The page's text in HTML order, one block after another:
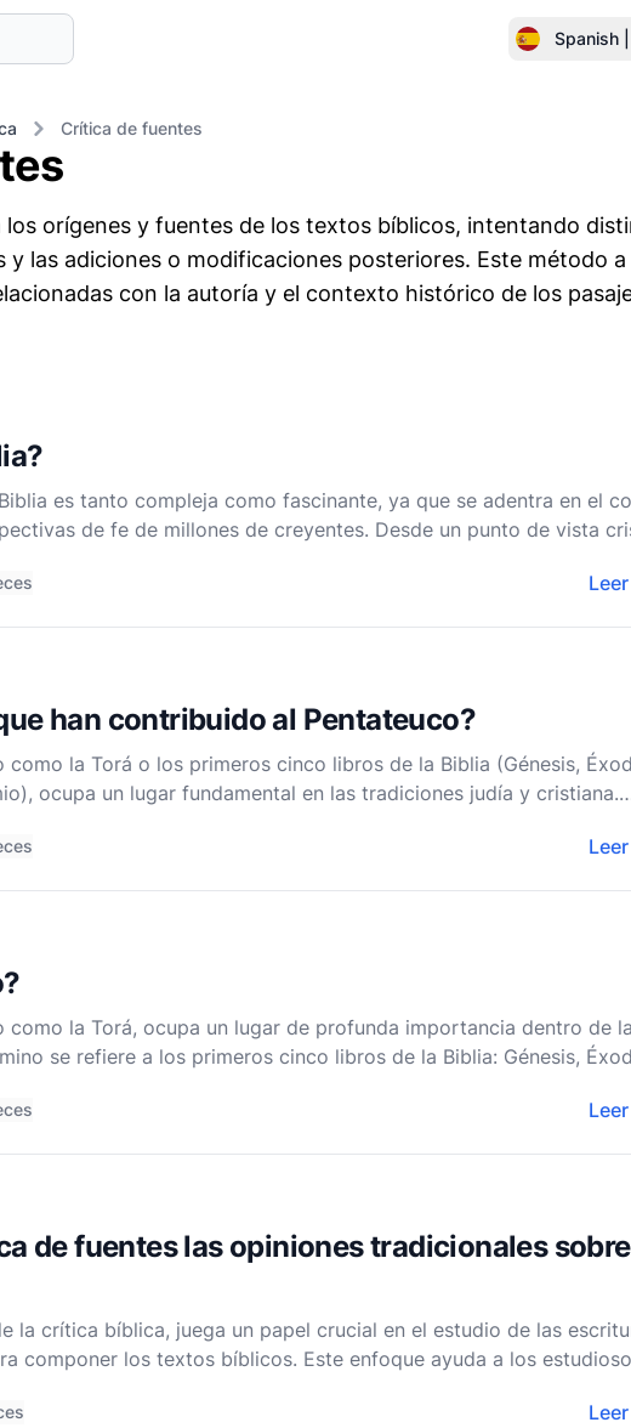
Spanish
Crítica de fuentes
los orígenes y fuentes de los textos bíblicos, intentando
y las adiciones o modificaciones posteriores. Este método a
con la autoría y el contexto histórico de los
es tanto compleja como fascinante, ya que se adentra en el
de fe de millones de creyentes. Desde un punto de vista
han contribuido al Pentateuco?
la Torá o los primeros cinco libros de la Biblia (Génesis,
ocupa un lugar fundamental en las tradiciones judía y cristiana.
como la Torá, ocupa un lugar de profunda importancia dentro de la
se refiere a los primeros cinco libros de la Biblia: Génesis,
de fuentes las opiniones tradicionales
la crítica bíblica, juega un papel crucial en el estudio de las
componer los textos bíblicos. Este enfoque ayuda a los